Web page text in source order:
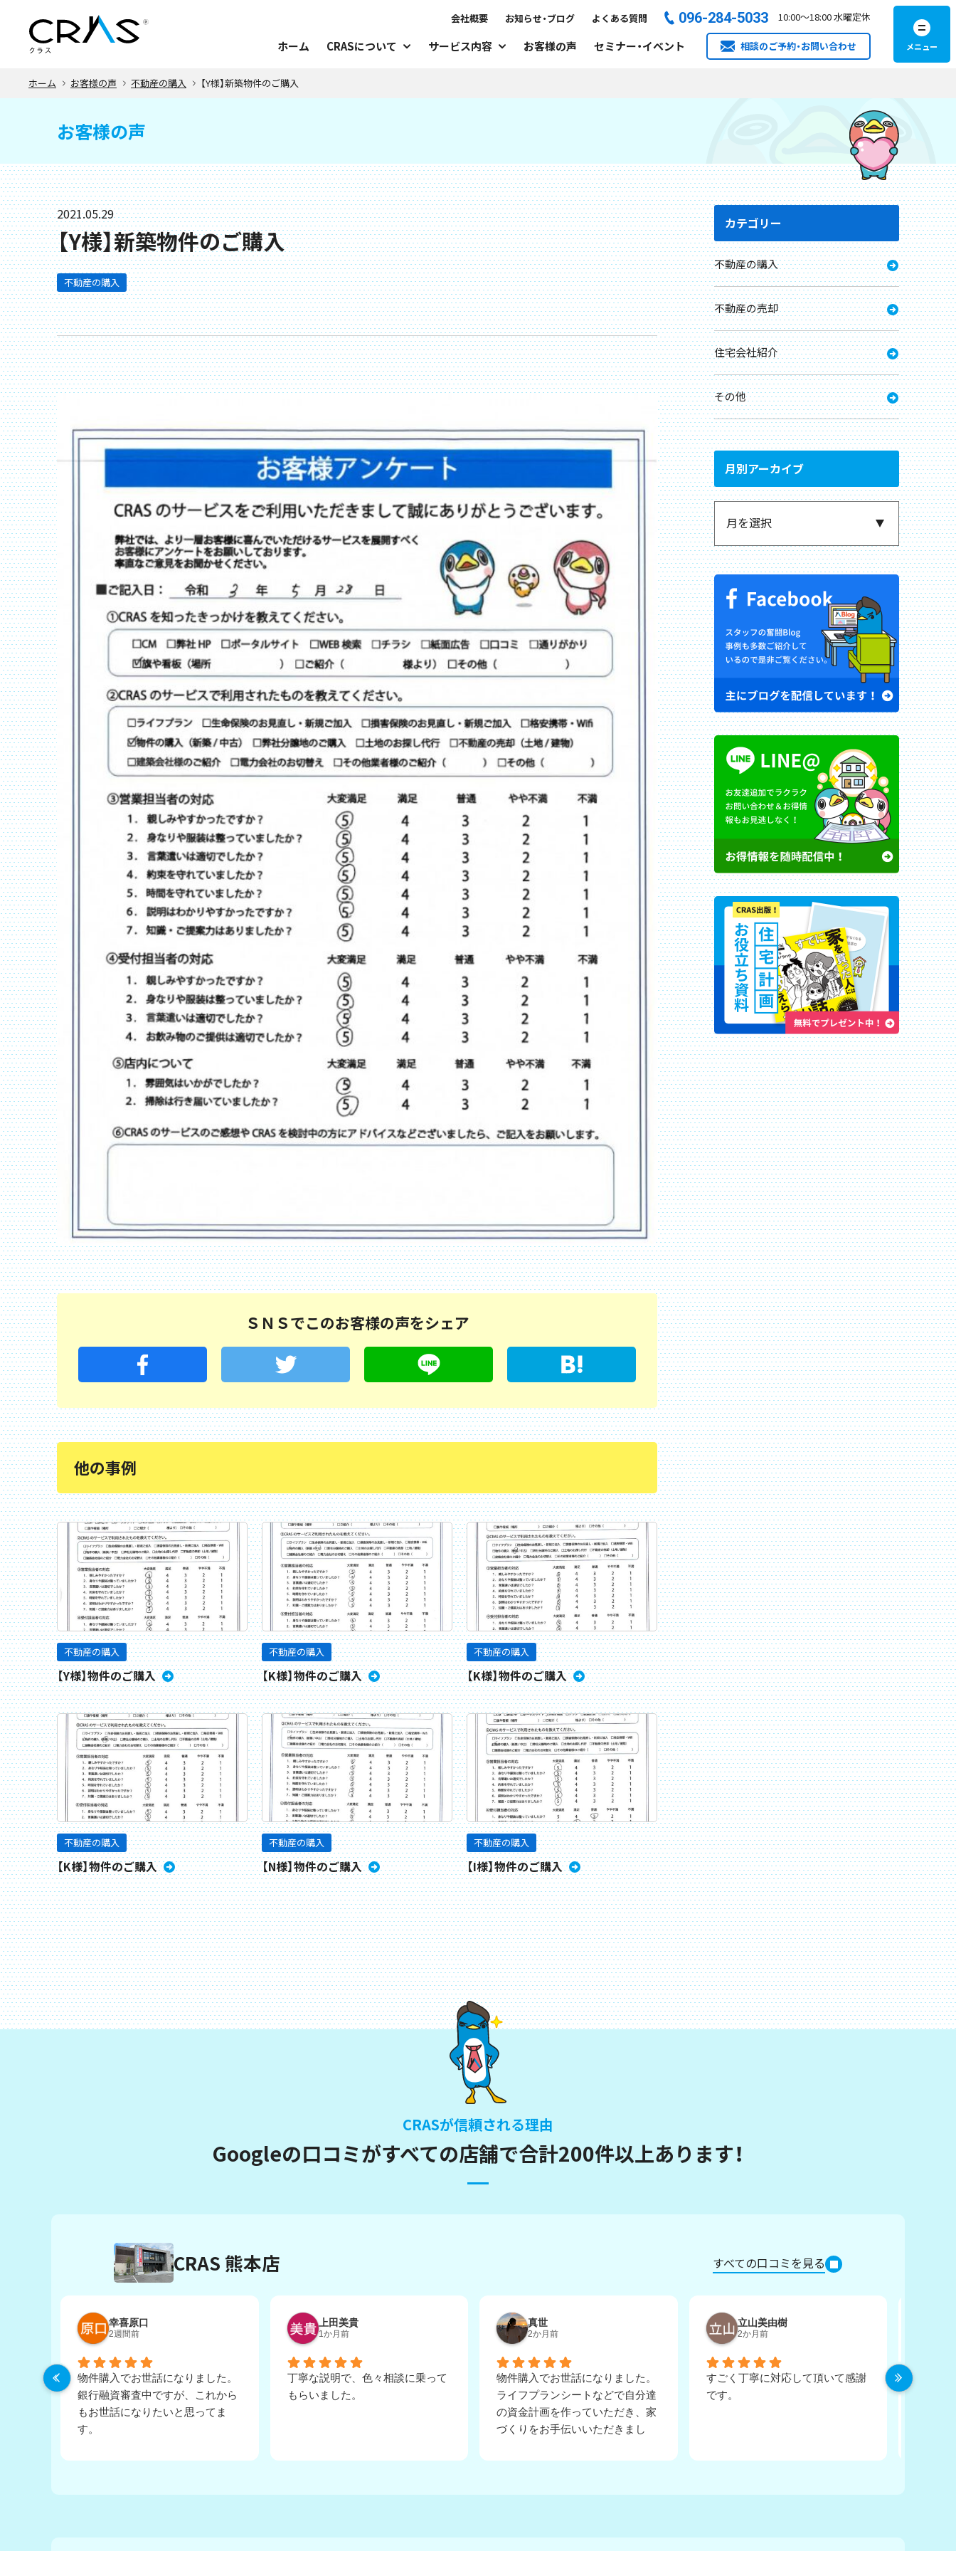
会社概要 お知らせ・ブログ よくある質問 096-284-5033​ 10:00～18:00水曜定休
ホーム CRASについて サービス内容 お客様の声 セミナー・イベント 相談のご予約・お問い合わせ
ホーム お客様の声 不動産の購入 【Y様】新築物件のご購入
お客様の声
2021.05.29
【Y様】新築物件のご購入
不動産の購入
ＳＮＳでこのお客様の声をシェア
他の事例
不動産の購入
【Y様】物件のご購入
不動産の購入
【K様】物件のご購入
不動産の購入
【K様】物件のご購入
不動産の購入
【K様】物件のご購入
不動産の購入
【N様】物件のご購入
不動産の購入
【I様】物件のご購入
カテゴリー
不動産の購入
不動産の売却
住宅会社紹介
その他
月別アーカイブ
CRASが信頼される理由
Googleの口コミがすべての店舗で合計200件以上あります！
CRAS 熊本店 すべての口コミを見る
幸喜原口
2週間前
物件購入でお世話になりました。
銀行融資審査中ですが、これから
もお世話になりたいと思ってま
す。
上田美貴
1か月前
丁寧な説明で、色々相談に乗って
もらいました。
真世
2か月前
物件購入でお世話になりました。
ライフプランシートなどで自分達
の資金計画を作っていただき、家
づくりをお手伝いいただきまし
申込から契約時までとても丁寧に
立山美由樹
2か月前
すごく丁寧に対応して頂いて感謝
です。